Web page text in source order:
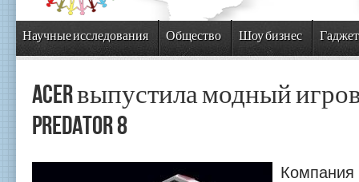
Научные исследования Общество Шоу бизнес
Acer выпустила модный
Predator 8